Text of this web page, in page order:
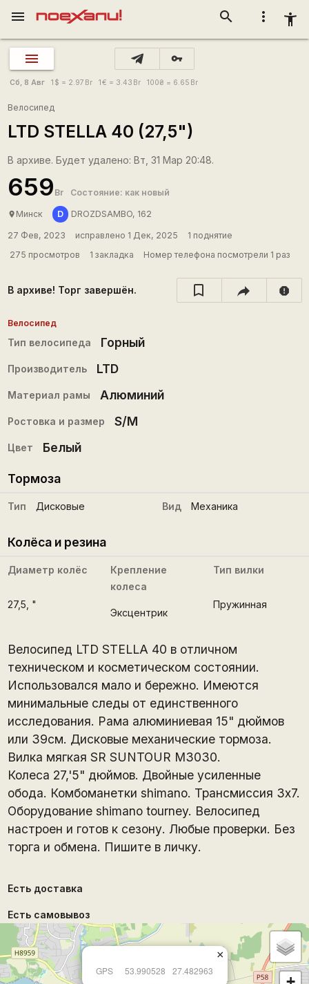
more_vert accessibility_new
search
menu
vpn_key
Сб, 8 Авг 1 $ = 2.97 Br 1€ = 3.43 Br 100₴ = 6.65 Br
Велосипед
LTD STELLA 40 (27,5")
В архиве. Будет удалено: Вт, 31 Мар 20:48.
659 Br Состояние: как новый
place Минск D DROZDSAMBO, 162
27 Фев, 2023 исправлено 1 Дек, 2025
1 поднятие
275 просмотров
1 закладка Номер телефона посмотрели 1 раз
В архиве! Торг завершён. report
Велосипед
Тип велосипеда Горный
Производитель LTD
Материал рамы Алюминий
Ростовка и размер S/M
Цвет Белый
Тормоза
Тип Дисковые Вид Механика
Колёса и резина
Диаметр колёс
27,5 , "
Крепление
колеса
Эксцентрик
Тип вилки
Пружинная
Велосипед LTD STELLA 40 в отличном
техническом и косметическом состоянии.
Использовался мало и бережно. Имеются
минимальные следы от единственного
исследования. Рама алюминиевая 15" дюймов
или 39см. Дисковые механические тормоза.
Bилка мягкая SR SUNTOUR M3030.
Колеса 27,'5" дюймов. Двойные усиленные
обода. Комбоманетки shimano. Трансмиссия 3х7.
Оборудование shimano tourney. Велосипед
настроен и готов к сезону. Любые проверки. Без
торга и обмена. Пишите в личку.
Есть доставка
Есть самовывоз
GPS 53.990528 27.482963
×